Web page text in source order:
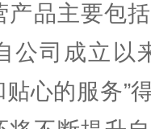
产品主要包
公司成立以
心的服务”